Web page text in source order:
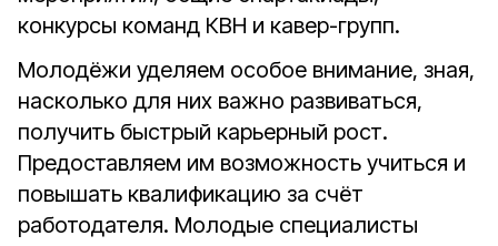
конкурсы команд КВН и кавер-групп.
Молодёжи уделяем особое внимание, зная,
насколько для них важно развиваться,
получить быстрый карьерный рост.
Предоставляем им возможность учиться и
повышать квалификацию за счёт
работодателя. Молодые специалисты